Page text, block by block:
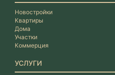
Новостройки
Квартиры
Дома
Участки
Коммерция
УСЛУГИ